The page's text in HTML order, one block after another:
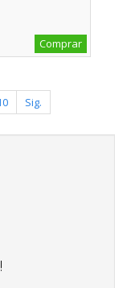
Comprar
Sig.